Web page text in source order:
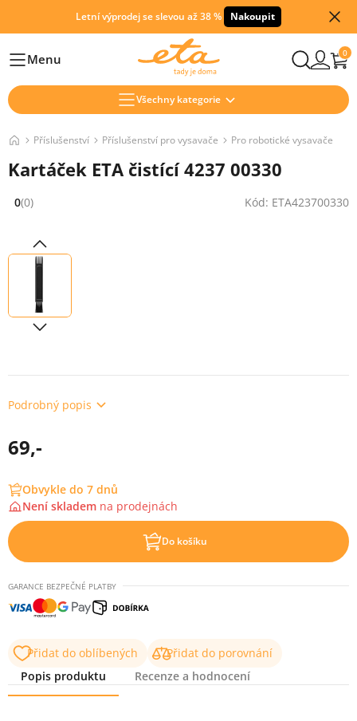
Letní výprodej se slevou až 38 % Nakoupit
HlavníMenu 0
Všechny kategorie
Příslušenství Příslušenství pro vysavače Pro robotické vysavače
Kartáček ETA čistící 4237 00330
Hodnocení: 0 z 5 (0 recenzí)
0(0) Kód: ETA423700330
Podrobný popis
69,-
Obvykle do 7 dnů
Není skladem na prodejnách
Do košíku
GARANCE BEZPEČNÉ PLATBY
Přidat do oblíbených
Přidat do porovnání
Popis produktu
Recenze a hodnocení